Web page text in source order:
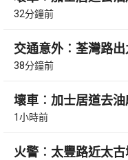
32分鐘前
交通意外︰荃灣路
38分鐘前
壞車︰加士居道去
1小時前
火警︰太豐路近太